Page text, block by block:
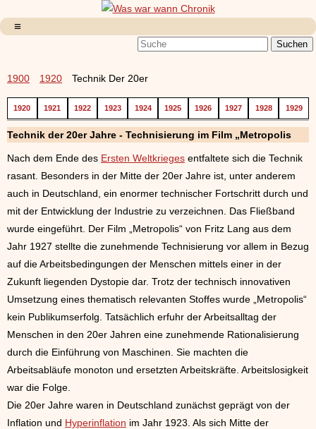
1900 1920 Technik Der 20er
1920 1921 1922 1923 1924 1925 1926 1927 1928 1929
Technik der 20er Jahre - Technisierung im Film „Metropolis
Nach dem Ende des Ersten Weltkrieges entfaltete sich die Technik
rasant. Besonders in der Mitte der 20er Jahre ist, unter anderem
auch in Deutschland, ein enormer technischer Fortschritt durch und
mit der Entwicklung der Industrie zu verzeichnen. Das Fließband
wurde eingeführt. Der Film „Metropolis“ von Fritz Lang aus dem
Jahr 1927 stellte die zunehmende Technisierung vor allem in Bezug
auf die Arbeitsbedingungen der Menschen mittels einer in der
Zukunft liegenden Dystopie dar. Trotz der technisch innovativen
Umsetzung eines thematisch relevanten Stoffes wurde „Metropolis“
kein Publikumserfolg. Tatsächlich erfuhr der Arbeitsalltag der
Menschen in den 20er Jahren eine zunehmende Rationalisierung
durch die Einführung von Maschinen. Sie machten die
Arbeitsabläufe monoton und ersetzten Arbeitskräfte. Arbeitslosigkeit
war die Folge.
Die 20er Jahre waren in Deutschland zunächst geprägt von der
Inflation und Hyperinflation im Jahr 1923. Als sich Mitte der